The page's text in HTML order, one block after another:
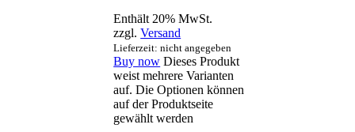
Enthält 20% MwSt.
zzgl.Versand
Lieferzeit: nicht angegeben
Buy now Dieses Produkt
weist mehrere Varianten
auf. Die Optionen können
auf der Produktseite
gewählt werden